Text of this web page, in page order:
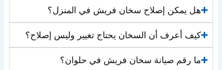
هل يمكن إصلاح سخان فريش في المنزل؟
كيف أعرف أن السخان يحتاج تغيير وليس إصلاح؟
ما رقم صيانة سخان فريش في حلوان؟